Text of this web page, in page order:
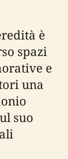
è
spazi
e
una
suo